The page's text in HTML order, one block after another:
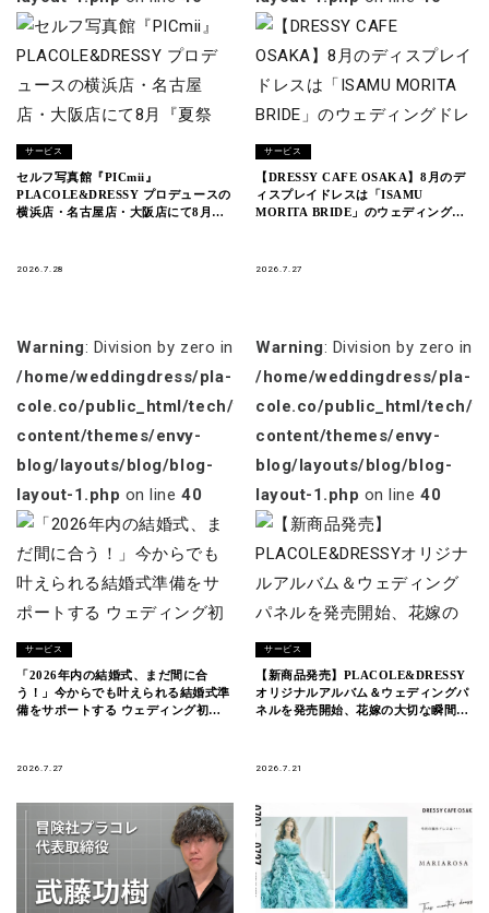
サービス
セルフ写真館『PICmii』
PLACOLE&DRESSY プロデュースの
横浜店・名古屋店・大阪店にて8月
2026.7.28
サービス
【DRESSY CAFE OSAKA】8月のデ
ィスプレイドレスは「ISAMU
MORITA BRIDE」のウェディングド
2026.7.27
Warning: Division by zero in
/home/weddingdress/pla-
cole.co/public_html/tech/wp-
content/themes/envy-
blog/layouts/blog/blog-
layout-1.php on line40
サービス
「2026年内の結婚式、まだ間に合
う！」今からでも叶えられる結婚式準
備をサポートする ウェディング初体
2026.7.27
Warning: Division by zero in
/home/weddingdress/pla-
cole.co/public_html/tech/
content/themes/envy-
blog/layouts/blog/blog-
layout-1.php on line40
サービス
【新商品発売】PLACOLE&DRESSY
オリジナルアルバム＆ウェディングパ
ネルを発売開始、花嫁の大切な瞬間を
2026.7.21